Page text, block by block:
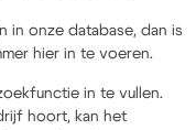
in onze database, dan is
hier in te voeren.
in te vullen.
hoort, kan het